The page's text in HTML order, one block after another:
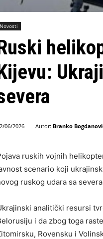
Novosti
06/2026 Autor: Branko
ruskih vojnih
scenario koji
ruskog udara sa
analitički resursi
i da zbog toga
Rovensku i